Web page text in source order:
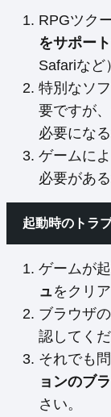
RPGツク
をサポー
Safariなど
特別なソ
要ですが
必要にな
ゲームによ
必要があ
起動時のトラ
ゲームが
ュをクリ
ブラウザの
認してくだ
それでも
ョンのブ
さい。